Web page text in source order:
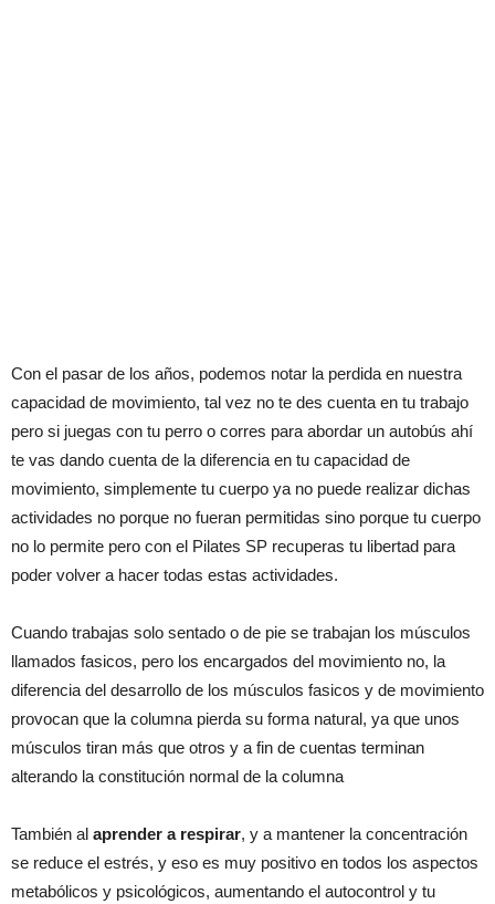
Con el pasar de los años, podemos notar la perdida en nuestra
capacidad de movimiento, tal vez no te des cuenta en tu trabajo
pero si juegas con tu perro o corres para abordar un autobús ahí
te vas dando cuenta de la diferencia en tu capacidad de
movimiento, simplemente tu cuerpo ya no puede realizar dichas
actividades no porque no fueran permitidas sino porque tu cuerpo
no lo permite pero con el Pilates SP recuperas tu libertad para
poder volver a hacer todas estas actividades.
Cuando trabajas solo sentado o de pie se trabajan los músculos
llamados fasicos, pero los encargados del movimiento no, la
diferencia del desarrollo de los músculos fasicos y de movimiento
provocan que la columna pierda su forma natural, ya que unos
músculos tiran más que otros y a fin de cuentas terminan
alterando la constitución normal de la columna
También al aprender a respirar, y a mantener la concentración
se reduce el estrés, y eso es muy positivo en todos los aspectos
metabólicos y psicológicos, aumentando el autocontrol y tu